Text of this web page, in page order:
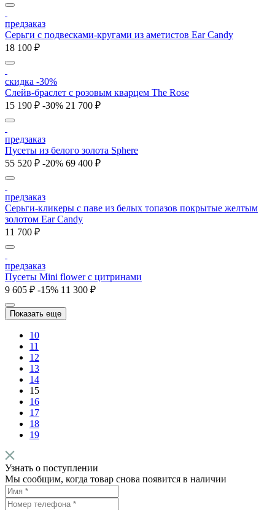
предзаказ
Серьги с подвесками-кругами из аметистов Ear Candy
18 100 ₽
скидка -30%
Слейв-браслет с розовым кварцем The Rose
15 190 ₽ -30% 21 700 ₽
предзаказ
Пусеты из белого золота Sphere
55 520 ₽ -20% 69 400 ₽
предзаказ
Серьги-кликеры с паве из белых топазов покрытые желтым
золотом Ear Candy
11 700 ₽
предзаказ
Пусеты Mini flower с цитринами
9 605 ₽ -15% 11 300 ₽
Показать еще
10
11
12
13
14
15
16
17
18
19
Узнать о поступлении
Мы сообщим, когда товар снова появится в наличии